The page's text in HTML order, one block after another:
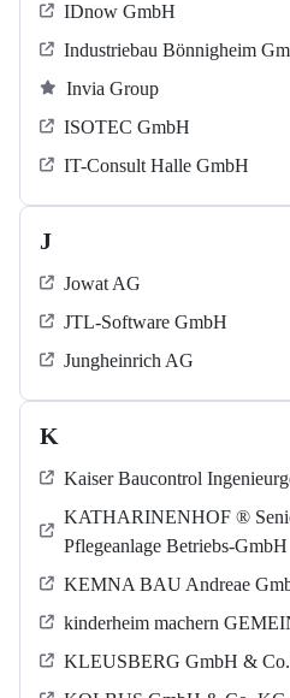
IDnow GmbH
Industriebau Bönnigheim
Invia Group
ISOTEC GmbH
IT-Consult Halle GmbH
J
Jowat AG
JTL-Software GmbH
Jungheinrich AG
K
Kaiser Baucontrol
KATHARINENHOF ®
Pflegeanlage Betriebs-GmbH
KEMNA BAU Andreae
kinderheim machern
KLEUSBERG GmbH &